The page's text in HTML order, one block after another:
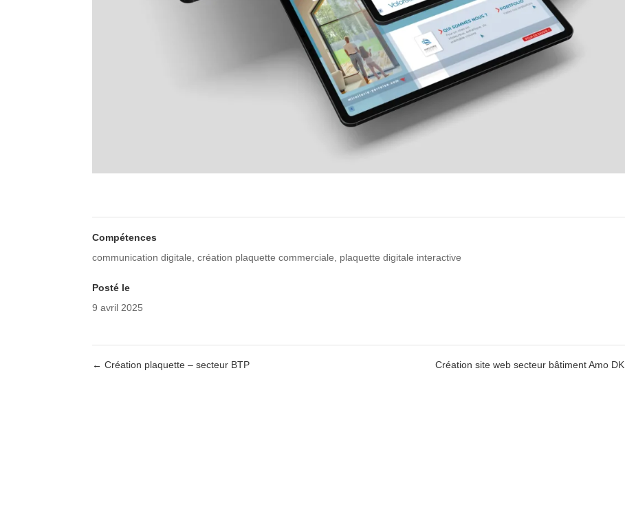
Compétences
communication digitale,création plaquette commerciale, plaquette digitale interactive
Posté le
9 avril 2025
← Création plaquette – secteur BTP Création site web secteur bâtiment Amo DK